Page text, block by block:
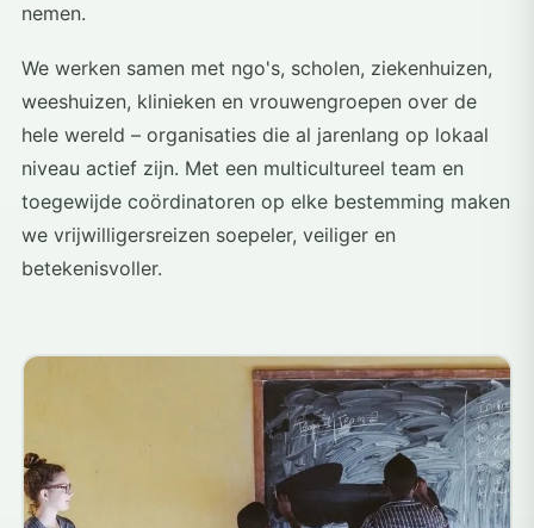
nemen.
We werken samen met ngo's, scholen, ziekenhuizen,
weeshuizen, klinieken en vrouwengroepen over de
hele wereld – organisaties die al jarenlang op lokaal
niveau actief zijn. Met een multicultureel team en
toegewijde coördinatoren op elke bestemming maken
we vrijwilligersreizen soepeler, veiliger en
betekenisvoller.